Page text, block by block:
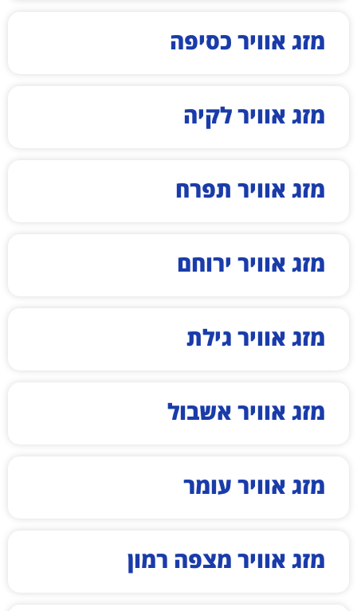
מזג אוויר כסיפה
מזג אוויר לקיה
מזג אוויר תפרח
מזג אוויר ירוחם
מזג אוויר גילת
מזג אוויר אשבול
מזג אוויר עומר
מזג אוויר מצפה רמון